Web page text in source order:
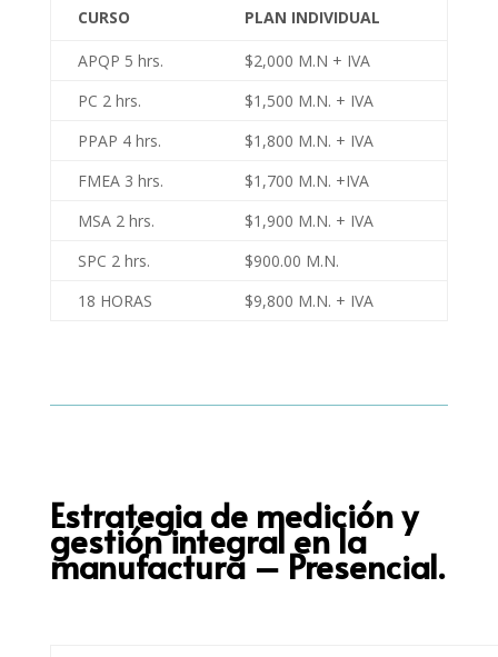
CURSO PLAN INDIVIDUAL
APQP 5 hrs.
$2,000 M.N + IVA
PC 2 hrs.
$1,500 M.N. + IVA
PPAP 4 hrs.
$1,800 M.N. + IVA
FMEA 3 hrs.
$1,700 M.N. +IVA
MSA 2 hrs.
$1,900 M.N. + IVA
SPC 2 hrs.
$900.00 M.N.
18 HORAS
$9,800 M.N. + IVA
Estrategia de medición y
gestión integral en la
manufactura – Presencial.